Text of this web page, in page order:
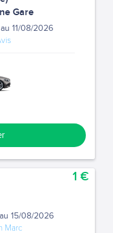
Gare
11/08/2026
15/08/2026
Marc
1 €